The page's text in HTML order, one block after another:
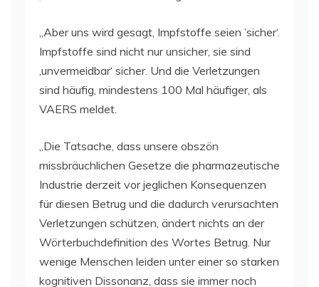
„Aber uns wird gesagt, Impfstoffe seien ’sicher‘.
Impfstoffe sind nicht nur unsicher, sie sind
‚unvermeidbar‘ sicher. Und die Verletzungen
sind häufig, mindestens 100 Mal häufiger, als
VAERS meldet.
„Die Tatsache, dass unsere obszön
missbräuchlichen Gesetze die pharmazeutische
Industrie derzeit vor jeglichen Konsequenzen
für diesen Betrug und die dadurch verursachten
Verletzungen schützen, ändert nichts an der
Wörterbuchdefinition des Wortes Betrug. Nur
wenige Menschen leiden unter einer so starken
kognitiven Dissonanz, dass sie immer noch